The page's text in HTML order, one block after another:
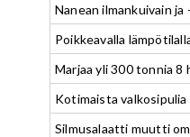
Nanean ilmankuivain
Poikkeavalla
Marjaa yli 300 tonnia 8
Kotimaista
Silmusalaatti muutti